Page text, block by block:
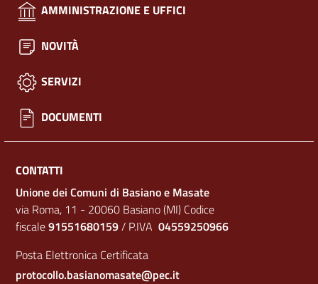
AMMINISTRAZIONE E UFFICI
NOVITÀ
SERVIZI
DOCUMENTI
CONTATTI
Unione dei Comuni di Basiano e Masate
via Roma, 11 - 20060 Basiano (MI) Codice
fiscale91551680159/ P.IVA 04559250966
Posta Elettronica Certificata
protocollo.basianomasate@pec.it